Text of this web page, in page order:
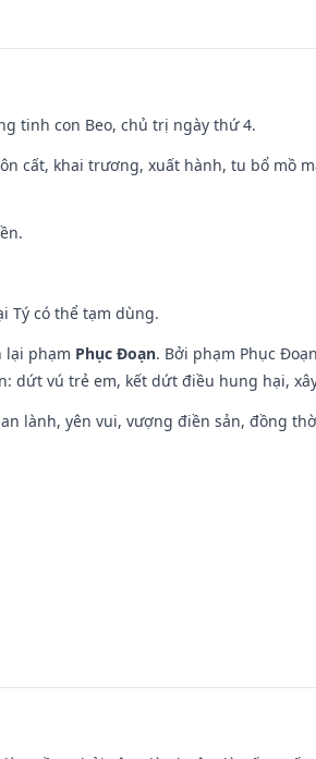
tinh con Beo, chủ trị ngày thứ 4.
cất, khai trương, xuất hành, tu bổ mồ
Tý có thể tạm dùng.
lại phạm Phục Đoạn. Bởi phạm Phục
dứt vú trẻ em, kết dứt điều hung hại,
lành, yên vui, vượng điền sản, đồng